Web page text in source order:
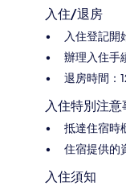
入住/退房
入住登記開
辦理入住手
退房時間：
入住特別注意
抵達住宿時
住宿提供的
入住須知